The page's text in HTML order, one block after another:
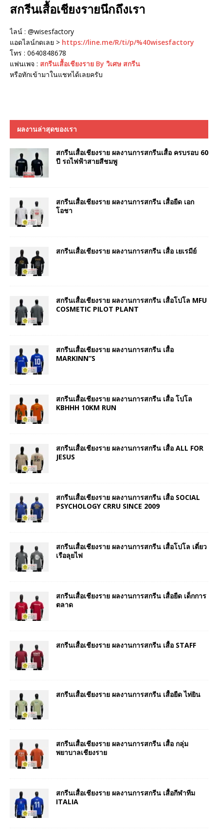
สกรีนเสื้อเชียงรายนึกถึงเรา
ไลน์ : @wisesfactory
แอดไลน์กดเลย > https://line.me/R/ti/p/%40wisesfactory
โทร : 0640848678
แฟนเพจ : สกรีนเสื้อเชียงราย By วิเศษ สกรีน
หรือทักเข้ามาในแชทได้เลยครับ
ผลงานล่าสุดของเรา
สกรีนเสื้อเชียงราย ผลงานการสกรีนเสื้อ ครบรอบ 60
ปี รถไฟฟ้าสายสีชมพู
สกรีนเสื้อเชียงราย ผลงานการสกรีน เสื้อยืด เอก
โอชา
สกรีนเสื้อเชียงราย ผลงานการสกรีน เสื้อ เยเรมีย์
สกรีนเสื้อเชียงราย ผลงานการสกรีน เสื้อโปโล MFU
COSMETIC PILOT PLANT
สกรีนเสื้อเชียงราย ผลงานการสกรีน เสื้อ
MARKINN”S
สกรีนเสื้อเชียงราย ผลงานการสกรีน เสื้อ โปโล
KBHHH 10KM RUN
สกรีนเสื้อเชียงราย ผลงานการสกรีน เสื้อ ALL FOR
JESUS
สกรีนเสื้อเชียงราย ผลงานการสกรีน เสื้อ SOCIAL
PSYCHOLOGY CRRU SINCE 2009
สกรีนเสื้อเชียงราย ผลงานการสกรีน เสื้อโปโล เตี๋ยว
เรือลุยไฟ
สกรีนเสื้อเชียงราย ผลงานการสกรีน เสื้อยืด เด็กการ
ตลาด
สกรีนเสื้อเชียงราย ผลงานการสกรีน เสื้อ STAFF
สกรีนเสื้อเชียงราย ผลงานการสกรีน เสื้อยืด ไท่ยิน
สกรีนเสื้อเชียงราย ผลงานการสกรีน เสื้อ กลุ่ม
พยาบาลเชียงราย
สกรีนเสื้อเชียงราย ผลงานการสกรีน เสื้อกีฬาทีม
ITALIA